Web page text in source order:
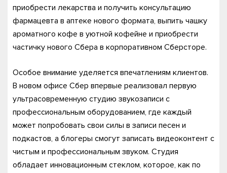
приобрести лекарства и получить консультацию
фармацевта в аптеке нового формата, выпить чашку
ароматного кофе в уютной кофейне и приобрести
частичку нового Сбера в корпоративном Сберсторе.
Особое внимание уделяется впечатлениям клиентов.
В новом офисе Сбер впервые реализовал первую
ультрасовременную студию звукозаписи с
профессиональным оборудованием, где каждый
может попробовать свои силы в записи песен и
подкастов, а блогеры смогут записать видеоконтент с
чистым и профессиональным звуком. Студия
обладает инновационным стеклом, которое, как по